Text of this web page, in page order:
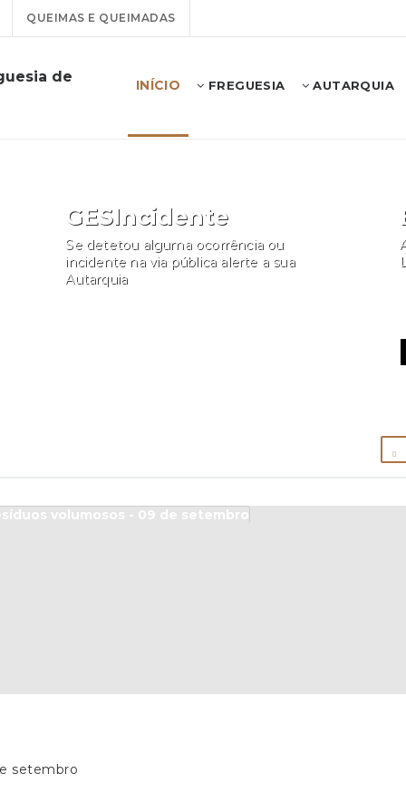
QUEIMAS E QUEIMADAS
de
INÍCIO FREGUESIA AUTARQUIA
GESIncidente
Se detetou alguma ocorrência ou
incidente na via pública alerte a sua
Autarquia
setembro